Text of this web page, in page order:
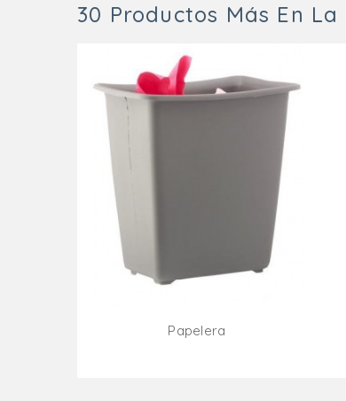
30 Productos Más En
Papelera